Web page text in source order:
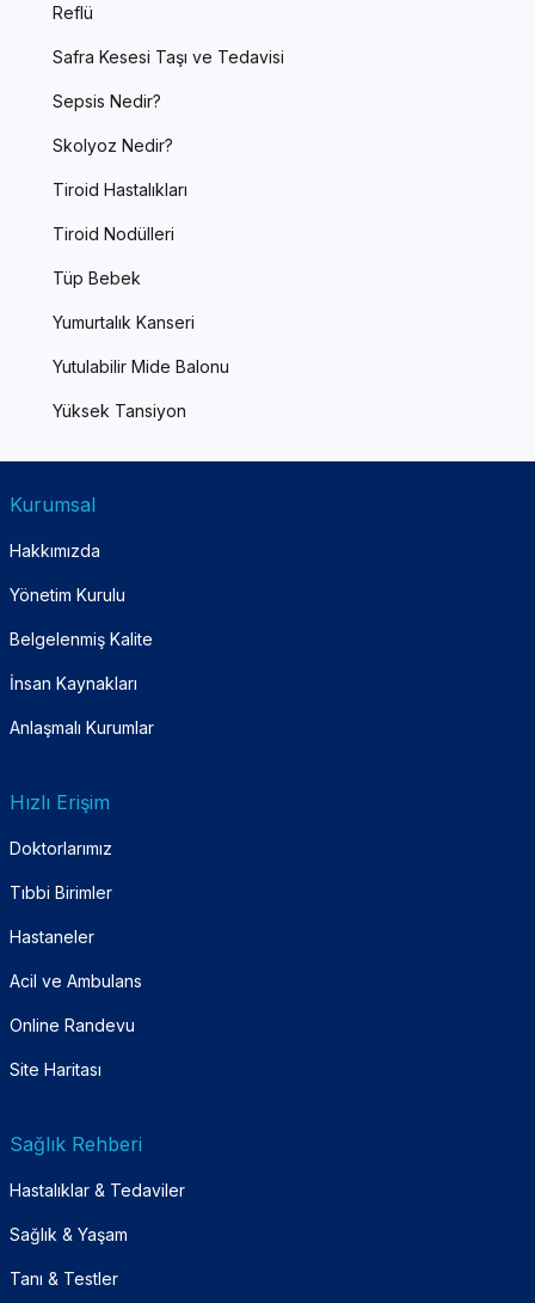
Reflü
Safra Kesesi Taşı ve Tedavisi
Sepsis Nedir?
Skolyoz Nedir?
Tiroid Hastalıkları
Tiroid Nodülleri
Tüp Bebek
Yumurtalık Kanseri
Yutulabilir Mide Balonu
Yüksek Tansiyon
Kurumsal
Hakkımızda
Yönetim Kurulu
Belgelenmiş Kalite
İnsan Kaynakları
Anlaşmalı Kurumlar
Hızlı Erişim
Doktorlarımız
Tıbbi Birimler
Hastaneler
Acil ve Ambulans
Online Randevu
Site Haritası
Sağlık Rehberi
Hastalıklar & Tedaviler
Sağlık & Yaşam
Tanı & Testler